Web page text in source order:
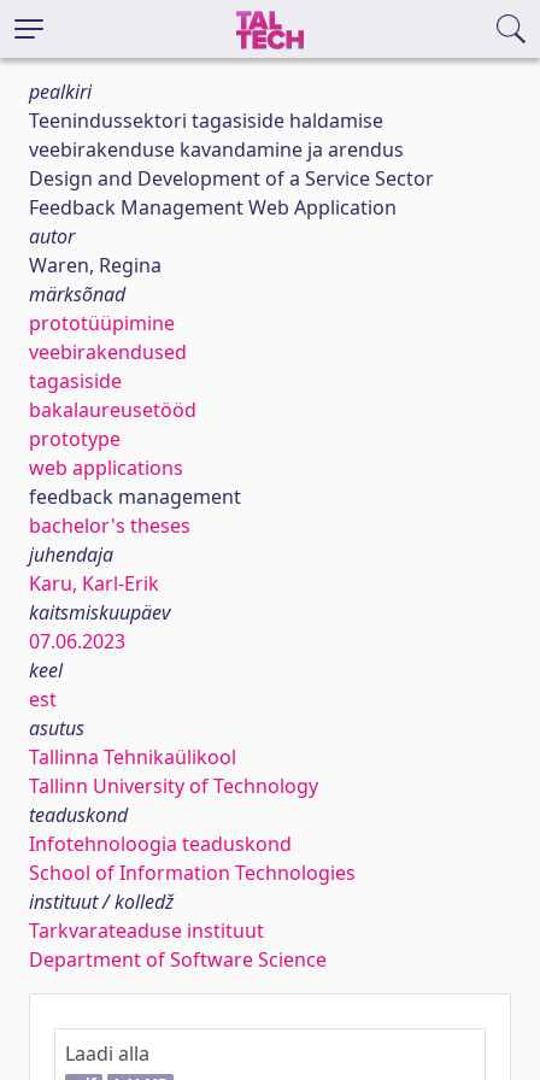
pealkiri
Teenindussektori tagasiside haldamise
veebirakenduse kavandamine ja arendus
Design and Development of a Service Sector
Feedback Management Web Application
autor
Waren, Regina
märksõnad
prototüüpimine
veebirakendused
tagasiside
bakalaureusetööd
prototype
web applications
feedback management
bachelor's theses
juhendaja
Karu, Karl-Erik
kaitsmiskuupäev
07.06.2023
keel
est
asutus
Tallinna Tehnikaülikool
Tallinn University of Technology
teaduskond
Infotehnoloogia teaduskond
School of Information Technologies
instituut / kolledž
Tarkvarateaduse instituut
Department of Software Science
Laadi alla